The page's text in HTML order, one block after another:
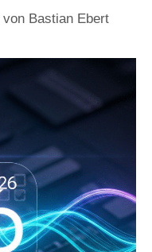
von Bastian Ebert